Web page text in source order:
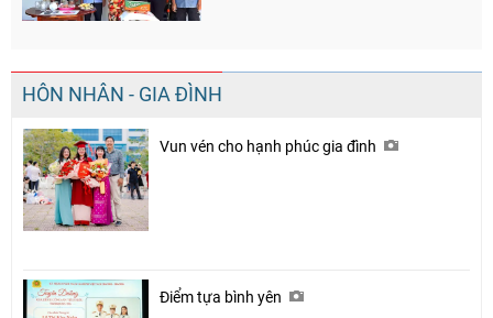
HÔN NHÂN - GIA ĐÌNH
Vun vén cho hạnh phúc gia đình
Điểm tựa bình yên